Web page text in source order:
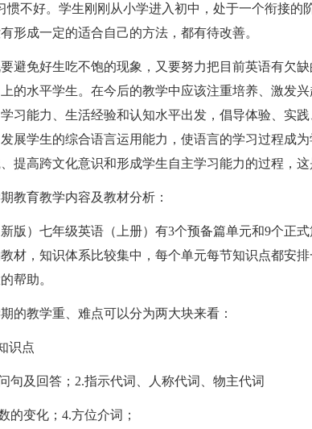
惯不好。学生刚刚从小学进入初中，处于一个衔接的
形成一定的适合自己的方法，都有待改善。
避免好生吃不饱的现象，又要努力把目前英语有欠
的水平学生。在今后的教学中应该注重培养、激发
习能力、生活经验和认知水平出发，倡导体验、实
展学生的综合语言运用能力，使语言的学习过程成
提高跨文化意识和形成学生自主学习能力的过程，这
教育教学内容及教材分析：
版）七年级英语（上册）有3个预备篇单元和9个正
材，知识体系比较集中，每个单元每节知识点都安
帮助。
的教学重、难点可以分为两大块来看：
识点
句及回答；2.指示代词、人称代词、物主代词
的变化；4.方位介词；